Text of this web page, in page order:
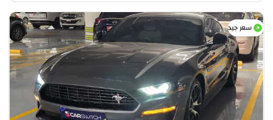
سعر جيد